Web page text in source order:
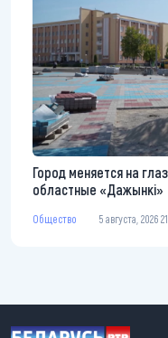
Город меняется на
областные «Дажынкі»
Общество 5 августа, 2026